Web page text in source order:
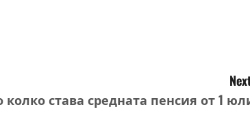
колко става средната пенсия от 1